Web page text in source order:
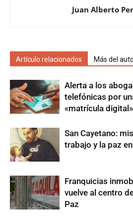
Juan Alberto
Artículo relacionados Más del
Alerta a los
telefónicas por
«matrícula digital»
San Cayetano:
trabajo y la paz
Franquicias
vuelve al centro
Paz